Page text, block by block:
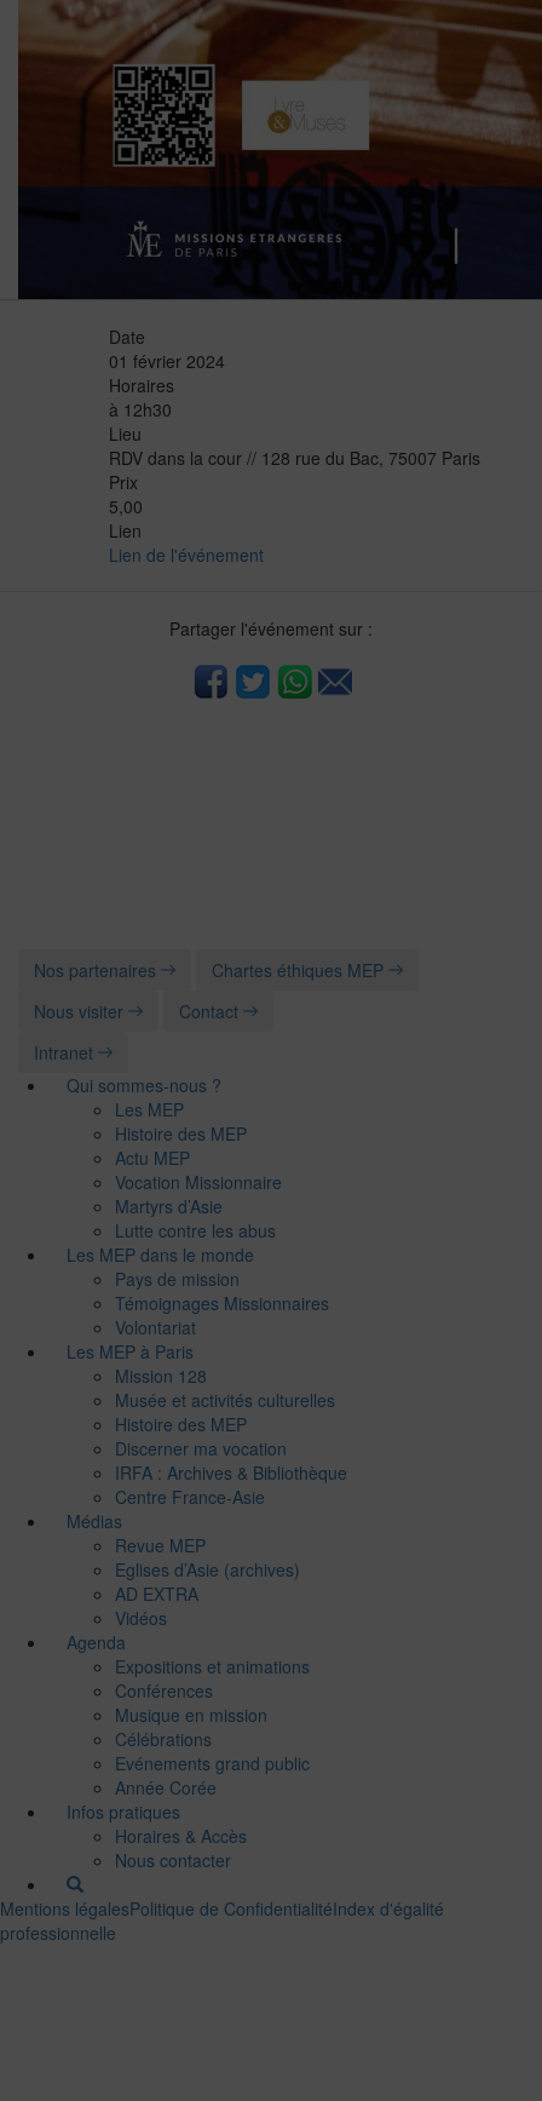
Date
01 février 2024
Horaires
à 12h30
Lieu
RDV dans la cour // 128 rue du Bac, 75007 Paris
Prix
5,00
Lien
Lien de l'événement
Partager l'événement sur :
Nos partenaires
Chartes éthiques MEP
Nous visiter
Contact
Intranet
Qui sommes-nous ?
Les MEP
Histoire des MEP
Actu MEP
Vocation Missionnaire
Martyrs d’Asie
Lutte contre les abus
Les MEP dans le monde
Pays de mission
Témoignages Missionnaires
Volontariat
Les MEP à Paris
Mission 128
Musée et activités culturelles
Histoire des MEP
Discerner ma vocation
IRFA : Archives & Bibliothèque
Centre France-Asie
Médias
Revue MEP
Eglises d’Asie (archives)
AD EXTRA
Vidéos
Agenda
Expositions et animations
Conférences
Musique en mission
Célébrations
Evénements grand public
Année Corée
Infos pratiques
Horaires & Accès
Nous contacter
Mentions légalesPolitique de ConfidentialitéIndex d'égalité
professionnelle